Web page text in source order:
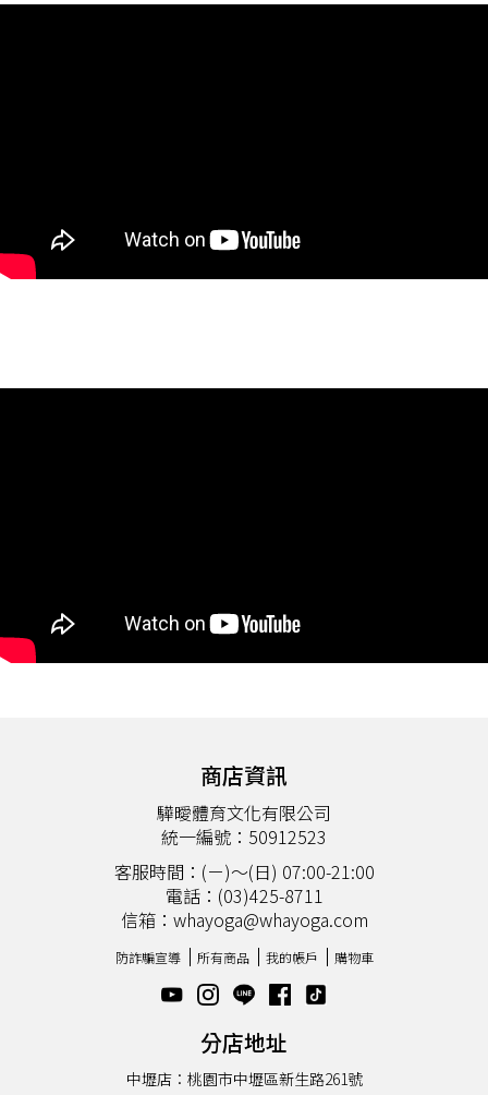
商店資訊
驊曖體育文化有限公司
統一編號：50912523
客服時間：(ㄧ)～(日) 07:00-21:00
電話：(03)425-8711
信箱：whayoga@whayoga.com
防詐騙宣導 所有商品 我的帳戶 購物車
分店地址
中壢店：桃園市中壢區新生路261號